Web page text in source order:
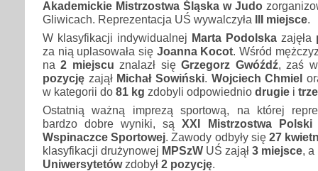
Akademickie Mistrzostwa Śląska w Judo
Gliwicach. Reprezentacja UŚ wywalczyła III miejsce
W klasyfikacji indywidualnej Marta Podolska zajęła
za nią uplasowała się Joanna Kocot. Wśród
na2 miejscu znalazł sięGrzegorz Gwóźdź, zaś
pozycję zajął Michał Sowiński. Wojciech Chmiel
w kategorii do 81 kg zdobyli odpowiednio drugie i
Ostatnią ważną imprezą sportową, na której
bardzo dobre wyniki, sąXXI Mistrzostwa Polski
Wspinaczce Sportowej. Zawody odbyły się27
klasyfikacji drużynowej MPSzW UŚ zajął 3 miejsce, a
Uniwersytetówzdobył 2 pozycję.